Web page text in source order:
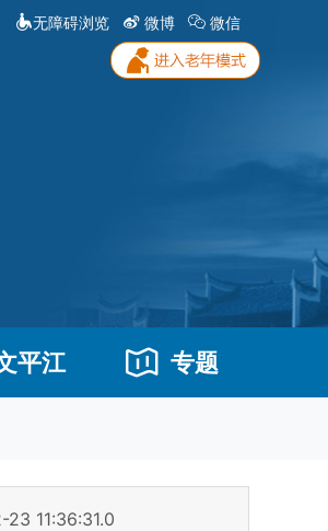
无障碍浏览 微博 微信
平江 专题
11:36:31.0